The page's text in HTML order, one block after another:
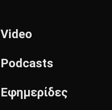
Video
Podcasts
Εφημερίδες